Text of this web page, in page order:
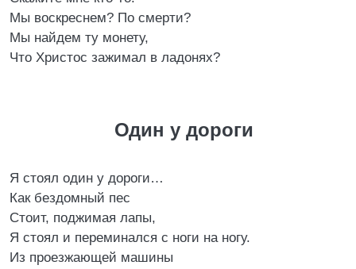
Мы воскреснем? По смерти?
Мы найдем ту монету,
Что Христос зажимал в ладонях?
Один у дороги
Я стоял один у дороги…
Как бездомный пес
Стоит, поджимая лапы,
Я стоял и переминался с ноги на ногу.
Из проезжающей машины